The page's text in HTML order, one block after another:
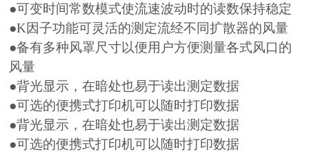
●可变时间常数模式使流速波动时的读数保持稳定
●K因子功能可灵活的测定流经不同扩散器的风量
●备有多种风罩尺寸以便用户方便测量各式风口的
风量
●背光显示，在暗处也易于读出测定数据
●可选的便携式打印机可以随时打印数据
●背光显示，在暗处也易于读出测定数据
●可选的便携式打印机可以随时打印数据